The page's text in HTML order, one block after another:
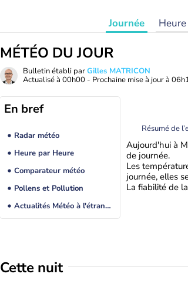
Journée
MÉTÉO DU JOUR
Bulletin établi parGilles MATRICON
Actualisé à 00h00 - Prochaine mise à jour à
En bref
Radar météo
Heure par Heure
Comparateur météo
Pollens et Pollution
Actualités Météo à l'étranger
Résumé de
Aujourd'hui à
de journée.
Les
journée, elles
La fiabilité de
Cette nuit